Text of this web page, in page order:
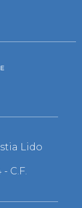
Lido
C.F.